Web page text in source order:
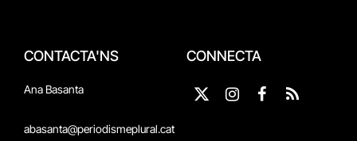
CONTACTA'NS
Ana Basanta
abasanta@periodismeplural.cat
CONNECTA
X
Instagram
Facebook
RSS